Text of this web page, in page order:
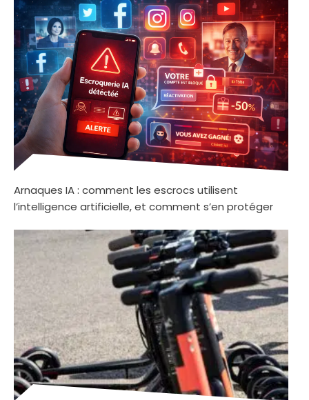
Arnaques IA : comment les escrocs utilisent
l’intelligence artificielle, et comment s’en protéger